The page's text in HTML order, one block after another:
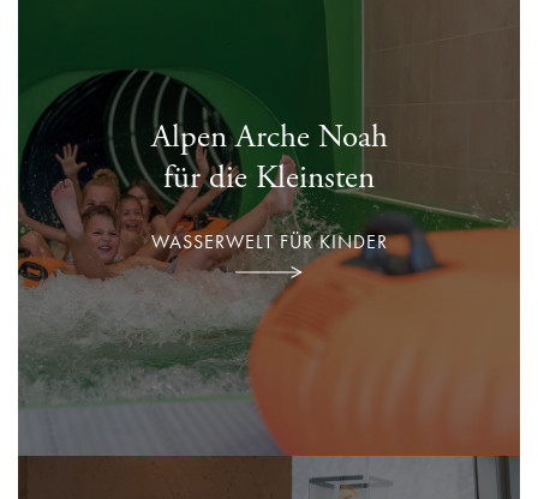
Alpen Arche Noah
für die Kleinsten
WASSERWELT FÜR KINDER